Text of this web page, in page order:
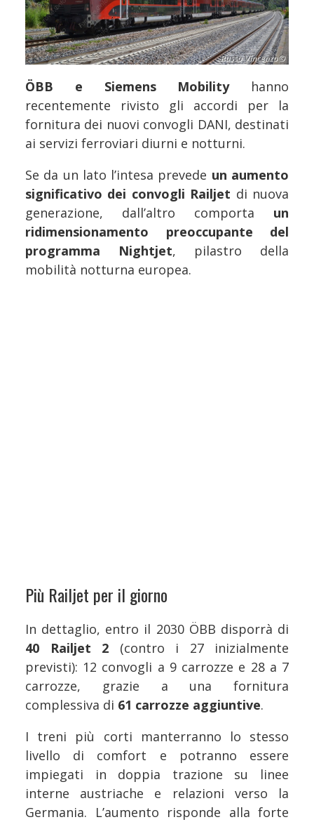
ÖBB e Siemens Mobility hanno
recentemente rivisto gli accordi per la
fornitura dei nuovi convogli DANI, destinati
ai servizi ferroviari diurni e notturni.
Se da un lato l’intesa prevede un aumento
significativo dei convogli Railjet di nuova
generazione, dall’altro comporta un
ridimensionamento preoccupante del
programma Nightjet, pilastro della
mobilità notturna europea.
Più Railjet per il giorno
In dettaglio, entro il 2030 ÖBB disporrà di
40 Railjet 2 (contro i 27 inizialmente
previsti): 12 convogli a 9 carrozze e 28 a 7
carrozze, grazie a una fornitura
complessiva di 61 carrozze aggiuntive.
I treni più corti manterranno lo stesso
livello di comfort e potranno essere
impiegati in doppia trazione su linee
interne austriache e relazioni verso la
Germania. L’aumento risponde alla forte